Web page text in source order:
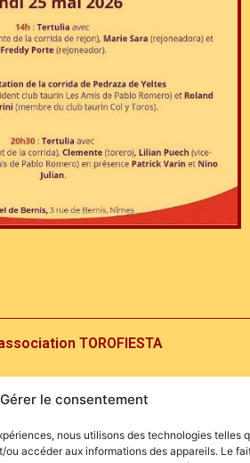
Gérer le consentement
nous utilisons des technologies telles
ou accéder aux informations des appareils. Le
TOROFIESTA